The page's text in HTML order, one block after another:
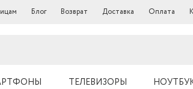
Блог Возврат Доставка Оплата
ТЕЛЕВИЗОРЫ